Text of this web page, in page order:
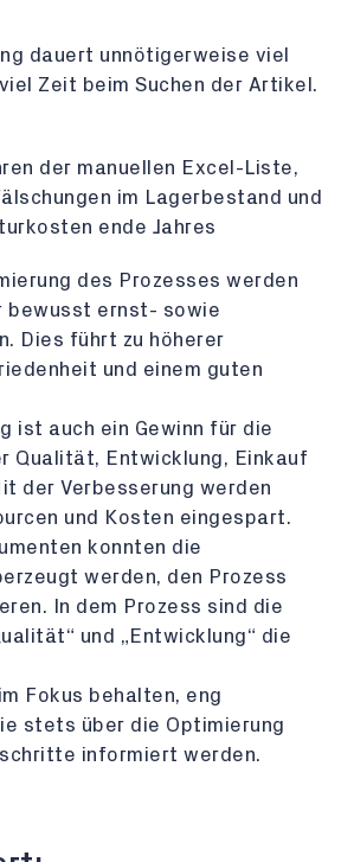
dauert unnötigerweise viel
Zeit beim Suchen der Artikel.
der manuellen Excel-Liste,
im Lagerbestand und
ende Jahres
des Prozesses werden
bewusst ernst- sowie
Dies führt zu höherer
und einem guten
ist auch ein Gewinn für die
Qualität, Entwicklung, Einkauf
der Verbesserung werden
und Kosten eingespart.
konnten die
werden, den Prozess
In dem Prozess sind die
und „Entwicklung“ die
Fokus behalten, eng
stets über die Optimierung
informiert werden.